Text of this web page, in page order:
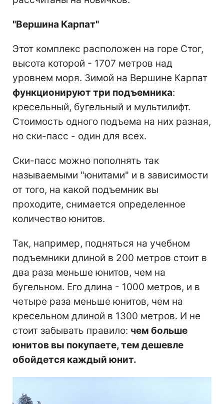
"Вершина Карпат"
Этот комплекс расположен на горе Стог,
высота которой - 1707 метров над
уровнем моря. Зимой на Вершине Карпат
функционируют три подъемника:
кресельный, бугельный и мультилифт.
Стоимость одного подъема на них разная,
но ски-пасс - один для всех.
Ски-пасс можно пополнять так
называемыми "юнитами" и в зависимости
от того, на какой подъемник вы
проходите, снимается определенное
количество юнитов.
Так, например, подняться на учебном
подъемники длиной в 200 метров стоит в
два раза меньше юнитов, чем на
бугельном. Его длина - 1000 метров, и в
четыре раза меньше юнитов, чем на
кресельном длиной в 1300 метров. И не
стоит забывать правило: чем больше
юнитов вы покупаете, тем дешевле
обойдется каждый юнит.